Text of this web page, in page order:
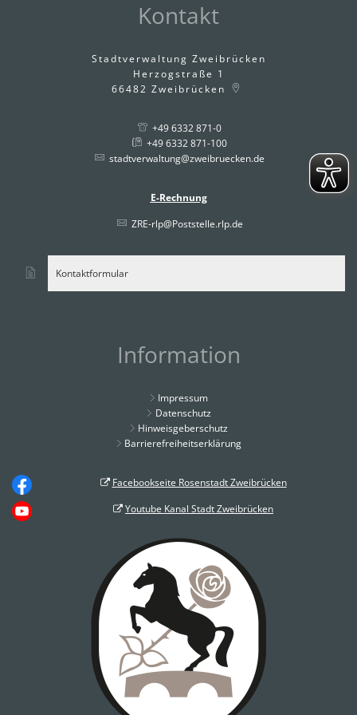
Kontakt
Stadtverwaltung Zweibrücken
Herzogstraße 1
66482 Zweibrücken
+49 6332 871-0
+49 6332 871-100
stadtverwaltung@zweibruecken.de
E-Rechnung
ZRE-rlp@Poststelle.rlp.de
Kontaktformular
Information
Impressum
Datenschutz
Hinweisgeberschutz
Barrierefreiheitserklärung
Facebookseite Rosenstadt Zweibrücken
Youtube Kanal Stadt Zweibrücken